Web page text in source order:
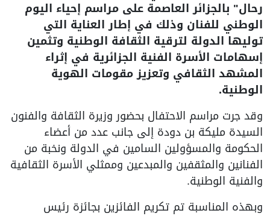
رحال" بالجزائر العاصمة على مراسم إحياء اليوم
الوطني للفنان وذلك في إطار العناية التي
توليها الدولة لترقية الثقافة الوطنية وتثمين
إسهامات الأسرة الفنية الجزائرية في إثراء
المشهد الثقافي وتعزيز مقومات الهوية
الوطنية.
وقد جرت مراسم الاحتفال بحضور وزيرة الثقافة والفنون
السيدة مليكة بن دودة إلى جانب عدد من أعضاء
الحكومة والمسؤولين السامين في الدولة ونخبة من
الفنانين والمثقفين والمبدعين وممثلي الأسرة الثقافية
والفنية الوطنية.
وبهذه المناسبة تم تكريم الفائزين بجائزة رئيس